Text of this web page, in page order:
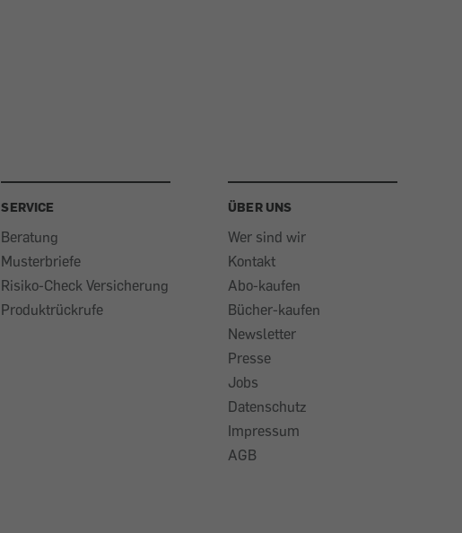
SERVICE
Beratung
Musterbriefe
Risiko-Check Versicherung
Produktrückrufe
ÜBER UNS
Wer sind wir
Kontakt
Abo-kaufen
Bücher-kaufen
Newsletter
Presse
Jobs
Datenschutz
Impressum
AGB